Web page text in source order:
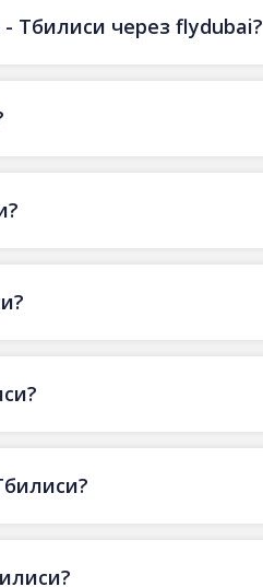
Тбилиси через flydubai?